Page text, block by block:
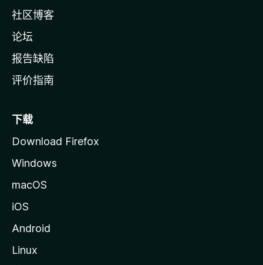
社区博客
论坛
报告缺陷
评价指南
下载
Download Firefox
Windows
macOS
iOS
Android
Linux